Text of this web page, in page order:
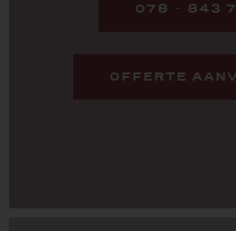
078 – 843
OFFERTE